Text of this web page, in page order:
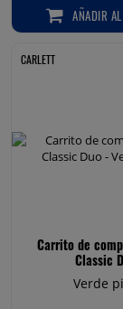
AÑADIR
CARLETT
Carrito de
Classic
Verde